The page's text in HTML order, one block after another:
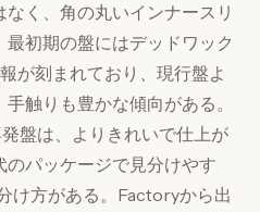
く、角の丸いインナースリ
初期の盤にはデッドワック
が刻まれており、現行盤よ
触りも豊かな傾向がある。
盤は、よりきれいで仕上が
のパッケージで見分けやす
け方がある。Factoryから出